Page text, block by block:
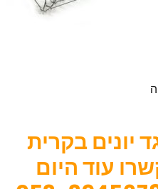
יונים בקרית
עוד היום